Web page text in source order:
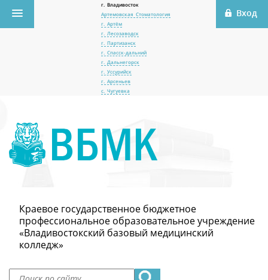
г. Владивосток
Артемовская Стоматология
г. Артём
г. Лесозаводск
г. Партизанск
г. Спасск-дальний
г. Дальнегорск
г. Уссурийск
г. Арсеньев
с. Чугуевка
Краевое государственное бюджетное
профессиональное образовательное учреждение
«Владивостокский базовый медицинский
колледж»